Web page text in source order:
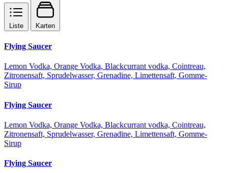
Liste Karten
Flying Saucer
Lemon Vodka, Orange Vodka, Blackcurrant vodka, Cointreau,
Zitronensaft, Sprudelwasser, Grenadine, Limettensaft, Gomme-
Sirup
Flying Saucer
Lemon Vodka, Orange Vodka, Blackcurrant vodka, Cointreau,
Zitronensaft, Sprudelwasser, Grenadine, Limettensaft, Gomme-
Sirup
Flying Saucer